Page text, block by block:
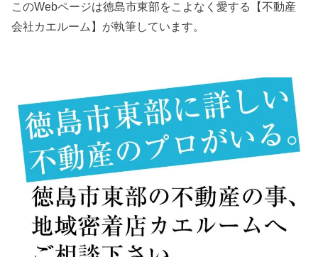
このWebページは徳島市東部をこよなく愛する【不動産
会社カエルーム】が執筆しています。